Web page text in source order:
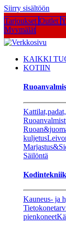
Siirry sisältöön
Tarjoukset Outlet
Myymälät
KAIKKI
KOTIIN
kuljetus
Säilöntä
Kauneus- ja
pienkoneet